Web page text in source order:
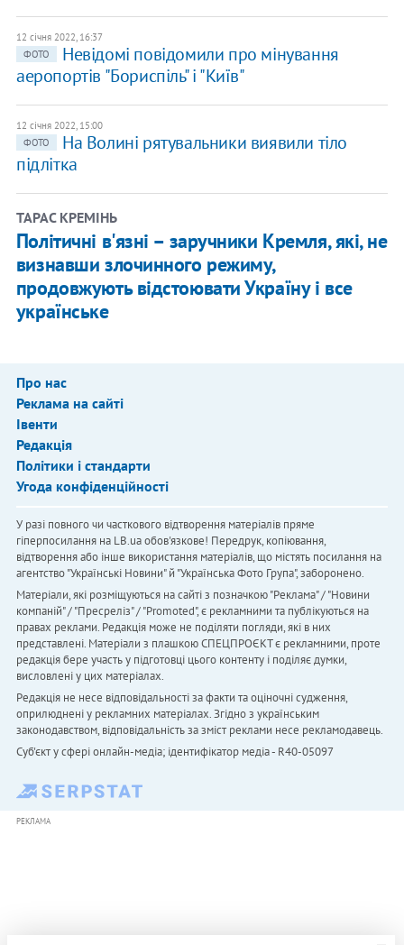
12 січня 2022, 16:37
ФОТО
Невідомі повідомили про мінування
аеропортів "Бориспіль" і "Київ"
12 січня 2022, 15:00
ФОТО
На Волині рятувальники виявили тіло
підлітка
ТАРАС КРЕМІНЬ
Політичні в'язні – заручники Кремля, які, не
визнавши злочинного режиму,
продовжують відстоювати Україну і все
українське
Про нас
Реклама на сайті
Івенти
Редакція
Політики і стандарти
Угода конфіденційності
У разі повного чи часткового відтворення матеріалів пряме
гіперпосилання на LB.ua обов'язкове! Передрук, копіювання,
відтворення або інше використання матеріалів, що містять посилання на
агентство "Українськi Новини" й "Українська Фото Група", заборонено.
Матеріали, які розміщуються на сайті з позначкою "Реклама" / "Новини
компаній" / "Пресреліз" / "Promoted", є рекламними та публікуються на
правах реклами. Редакція може не поділяти погляди, які в них
представлені. Матеріали з плашкою СПЕЦПРОЄКТ є рекламними, проте
редакція бере участь у підготовці цього контенту і поділяє думки,
висловлені у цих матеріалах.
Редакція не несе відповідальності за факти та оціночні судження,
оприлюднені у рекламних матеріалах. Згідно з українським
законодавством, відповідальність за зміст реклами несе рекламодавець.
Cуб'єкт у сфері онлайн-медіа; ідентифікатор медіа - R40-05097
РЕКЛАМА